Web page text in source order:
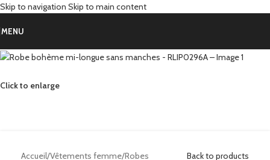
Skip to navigation Skip to main content
MENU
Click to enlarge
Accueil/Vêtements femme/Robes Back to products